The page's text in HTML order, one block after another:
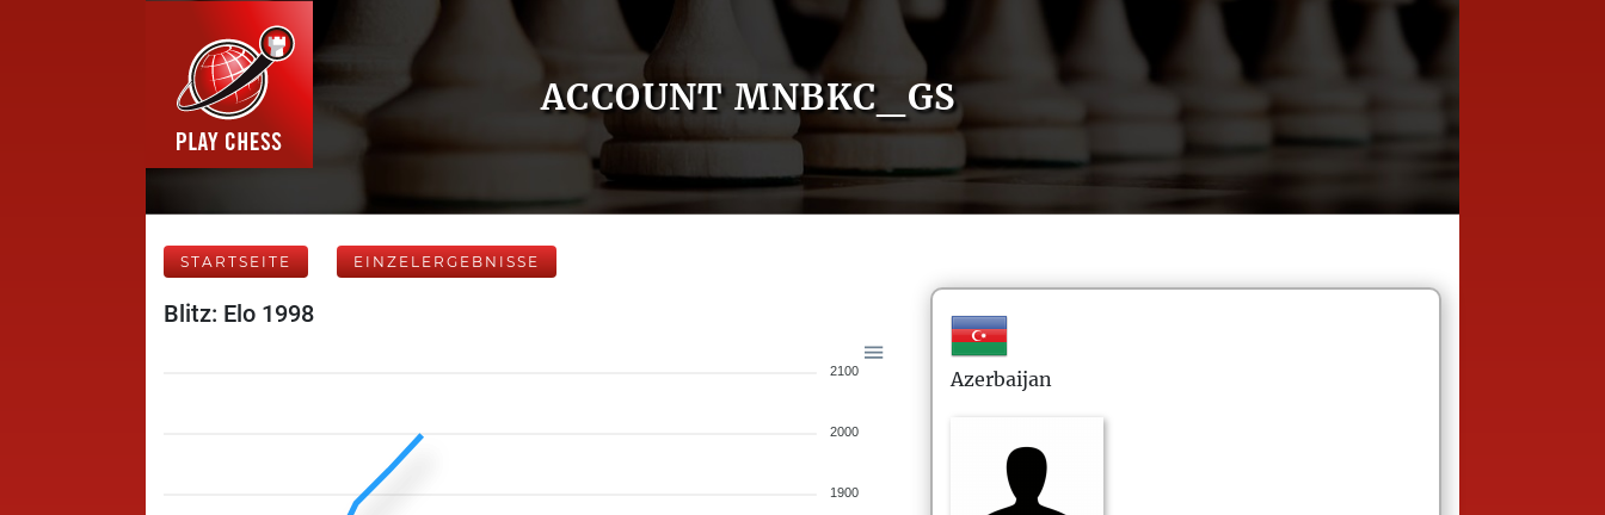
ACCOUNT MNBKC_GS
STARTSEITE EINZELERGEBNISSE
Blitz: Elo 1998
2100
2000
1900
Azerbaijan